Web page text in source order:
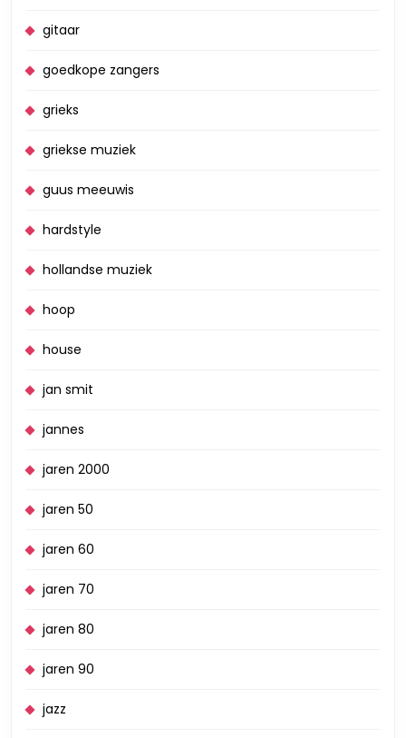
gitaar
goedkope zangers
grieks
griekse muziek
guus meeuwis
hardstyle
hollandse muziek
hoop
house
jan smit
jannes
jaren 2000
jaren 50
jaren 60
jaren 70
jaren 80
jaren 90
jazz